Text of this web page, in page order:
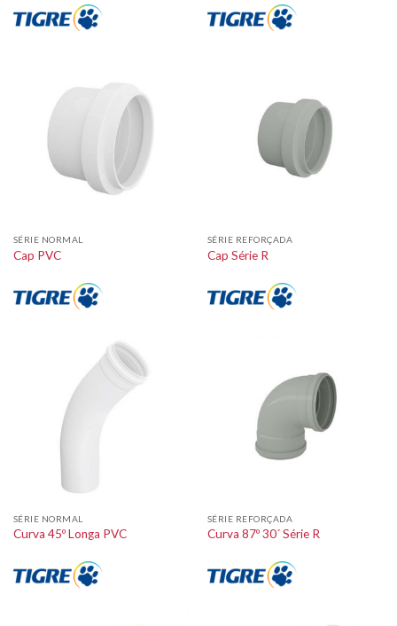
SÉRIE NORMAL
Cap PVC
SÉRIE REFORÇADA
Cap Série R
SÉRIE NORMAL
Curva 45º Longa PVC
SÉRIE REFORÇADA
Curva 87º 30´ Série R